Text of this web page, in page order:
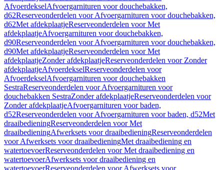
AfvoerdekselAfvoergarnituren voor douchebakken,
d62Reserveonderdelen voor Afvoergarnituren voor douchebakken,
d62Met afdekplaatjeReserveonderdelen voor Met
afdekplaatjeAfvoergarnituren voor douchebakken,
d90Reserveonderdelen voor Afvoergarnituren voor douchebakken,
d90Met afdekplaatjeReserveonderdelen voor Met
afdekplaatjeZonder afdekplaatjeReserveonderdelen voor Zonder
afdekplaatjeAfvoerdekselReserveonderdelen voor
AfvoerdekselAfvoergarnituren voor douchebakken
SestraReserveonderdelen voor Afvoergarnituren voor
douchebakken SestraZonder afdekplaatjeReserveonderdelen voor
Zonder afdekplaatjeAfvoergarnituren voor baden,
d52Reserveonderdelen voor Afvoergarnituren voor baden, d52Met
draaibedieningReserveonderdelen voor Met
draaibedieningAfwerksets voor draaibedieningReserveonderdelen
voor Afwerksets voor draaibedieningMet draaibediening en
watertoevoerReserveonderdelen voor Met draaibediening en
watertoevoerAfwerksets voor draaibediening en
watertoevoerReserveonderdelen voor Afwerksets voor